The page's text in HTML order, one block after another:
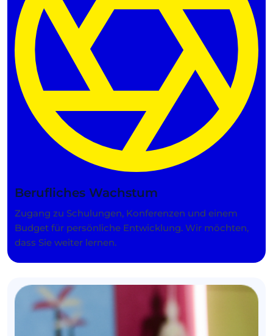
Berufliches Wachstum
Zugang zu Schulungen, Konferenzen und einem
Budget für persönliche Entwicklung. Wir möchten,
dass Sie weiter lernen.